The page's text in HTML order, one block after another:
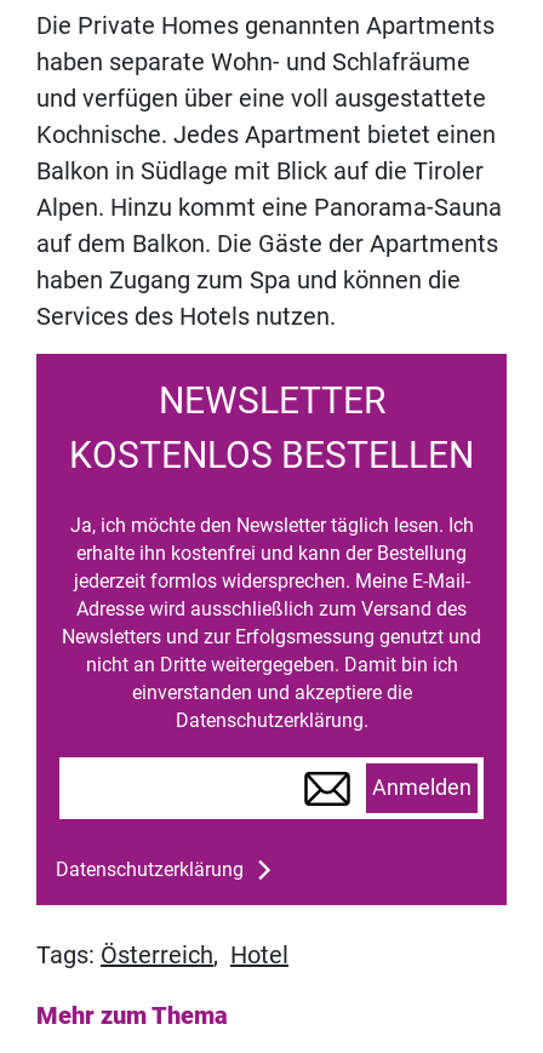
Die Private Homes genannten Apartments
haben separate Wohn- und Schlafräume
und verfügen über eine voll ausgestattete
Kochnische. Jedes Apartment bietet einen
Balkon in Südlage mit Blick auf die Tiroler
Alpen. Hinzu kommt eine Panorama-Sauna
auf dem Balkon. Die Gäste der Apartments
haben Zugang zum Spa und können die
Services des Hotels nutzen.
NEWSLETTER
KOSTENLOS BESTELLEN
Ja, ich möchte den Newsletter täglich lesen. Ich
erhalte ihn kostenfrei und kann der Bestellung
jederzeit formlos widersprechen. Meine E-Mail-
Adresse wird ausschließlich zum Versand des
Newsletters und zur Erfolgsmessung genutzt und
nicht an Dritte weitergegeben. Damit bin ich
einverstanden und akzeptiere die
Datenschutzerklärung.
Anmelden
Datenschutzerklärung
Tags: Österreich, Hotel
Mehr zum Thema